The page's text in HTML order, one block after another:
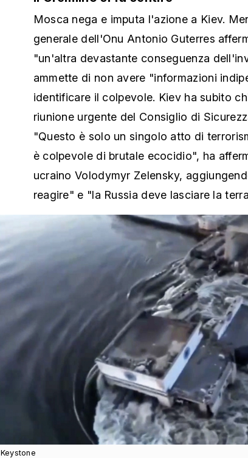
Mosca nega e imputa l'azione a Kiev.
generale dell'Onu Antonio Guterres
"un'altra devastante conseguenza
ammette di non avere "informazioni
identificare il colpevole. Kiev ha subito
riunione urgente del Consiglio di
"Questo è solo un singolo atto di
è colpevole di brutale ecocidio", ha
ucraino Volodymyr Zelensky,
reagire" e "la Russia deve lasciare la
Keystone